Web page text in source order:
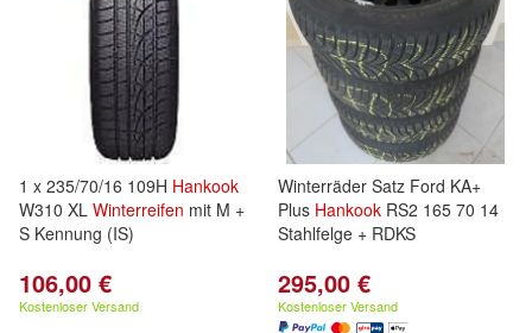
1 x 235/70/16 109H Hankook
W310 XL Winterreifen mit M +
S Kennung (IS)
106,00 €
Kostenloser Versand
Winterräder Satz Ford KA+
Plus Hankook RS2 165 70 14
Stahlfelge + RDKS
295,00 €
Kostenloser Versand